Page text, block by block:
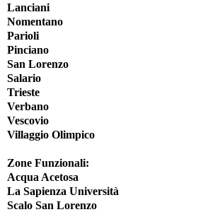
Lanciani
Nomentano
Parioli
Pinciano
San Lorenzo
Salario
Trieste
Verbano
Vescovio
Villaggio Olimpico
Zone Funzionali:
Acqua Acetosa
La Sapienza Università
Scalo San Lorenzo